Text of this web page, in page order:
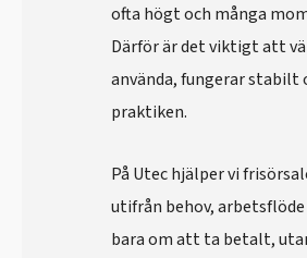
ofta högt och många
Därför är det viktigt att
använda, fungerar stabilt
praktiken.
På Utec hjälper vi
utifrån behov,
bara om att ta betalt,